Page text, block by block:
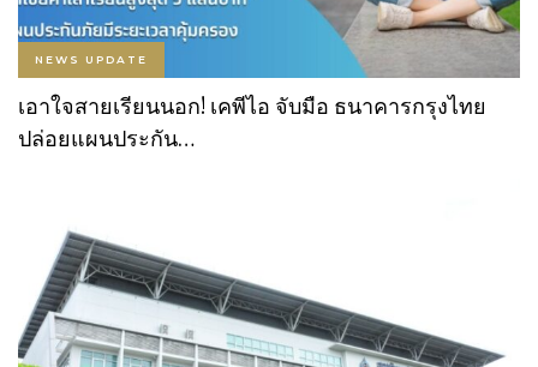
NEWS UPDATE
เอาใจสายเรียนนอก! เคพีไอ จับมือ ธนาคารกรุงไทย
ปล่อยแผนประกัน…